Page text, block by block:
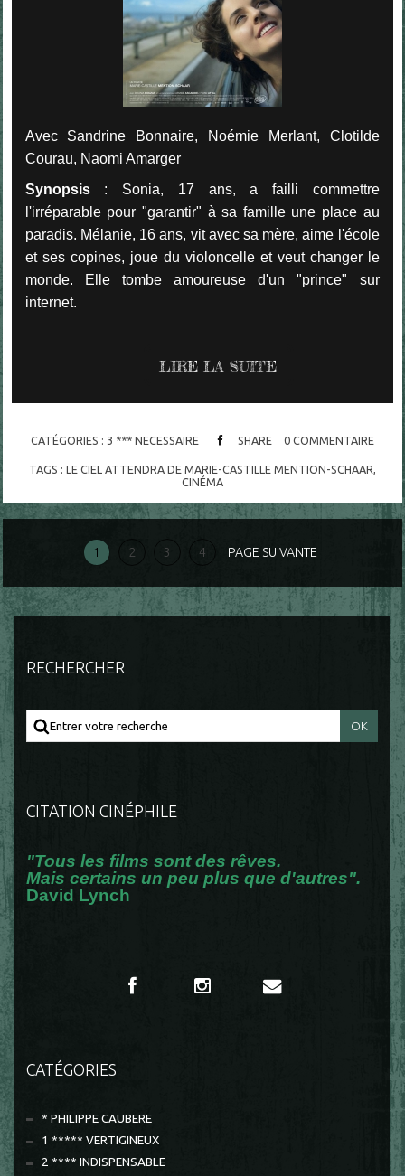
Avec Sandrine Bonnaire, Noémie Merlant, Clotilde
Courau, Naomi Amarger
Synopsis: Sonia, 17 ans, a failli commettre
l'irréparable pour "garantir" à sa famille une place au
paradis. Mélanie, 16 ans, vit avec sa mère, aime l'école
et ses copines, joue du violoncelle et veut changer le
monde. Elle tombe amoureuse d'un "prince" sur
internet.
LIRE LA SUITE
CATÉGORIES : 3 *** NECESSAIRE SHARE 0 COMMENTAIRE
TAGS : LE CIEL ATTENDRA DE MARIE-CASTILLE MENTION-SCHAAR,
CINÉMA
1 2 3 4 PAGE SUIVANTE
RECHERCHER
CITATION CINÉPHILE
"Tous les films sont des rêves.
Mais certains un peu plus que d'autres".
David Lynch
CATÉGORIES
* PHILIPPE CAUBERE
1 ***** VERTIGINEUX
2 **** INDISPENSABLE